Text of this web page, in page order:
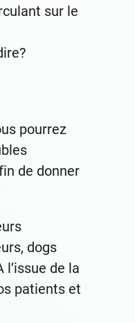
sur le
pourrez
de donner
dogs
de la
patients et